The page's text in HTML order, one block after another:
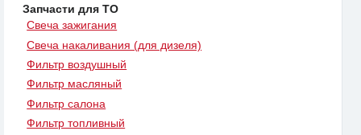
Запчасти для ТО
Свеча зажигания
Свеча накаливания (для дизеля)
Фильтр воздушный
Фильтр масляный
Фильтр салона
Фильтр топливный